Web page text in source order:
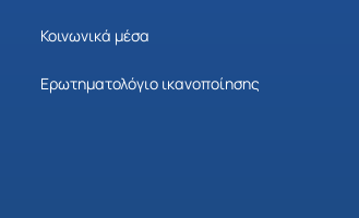
Κοινωνικά μέσα
Ερωτηματολόγιο ικανοποίησης